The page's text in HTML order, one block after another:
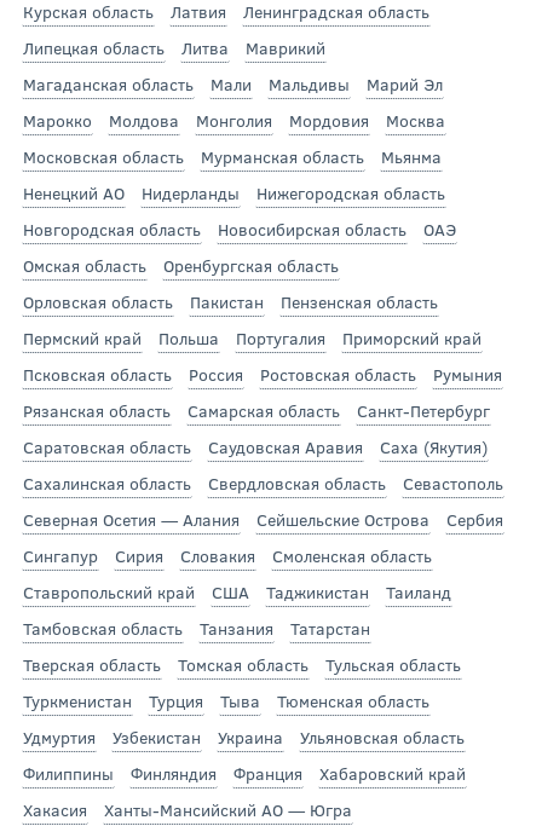
Курская область
Латвия
Ленинградская область
Липецкая область
Литва
Маврикий
Магаданская область
Мали Мальдивы
Марий Эл
Марокко
Молдова Монголия Мордовия
Москва
Московская область
Мурманская область
Мьянма
Ненецкий АО
Нидерланды
Нижегородская область
Новгородская область
Новосибирская область
ОАЭ
Омская область
Оренбургская область
Орловская область
Пакистан
Пензенская область
Пермский край
Польша Португалия
Приморский край
Псковская область
Россия Ростовская область
Румыния
Рязанская область
Самарская область
Санкт-Петербург
Саратовская область
Саудовская Аравия
Саха (Якутия)
Сахалинская область
Свердловская область
Севастополь
Северная Осетия — Алания
Сейшельские Острова
Сербия
Сингапур
Сирия Словакия
Смоленская область
Ставропольский край
США Таджикистан
Таиланд
Тамбовская область
Танзания
Татарстан
Тверская область
Томская область
Тульская область
Туркменистан
Турция Тыва
Тюменская область
Удмуртия
Узбекистан Украина
Ульяновская область
Филиппины
Финляндия Франция
Хабаровский край
Хакасия
Ханты-Мансийский АО — Югра